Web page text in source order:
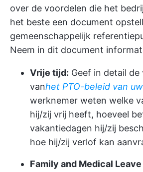
over de voordelen die het
het beste een document
gemeenschappelijk
Neem in dit document
Vrije tijd: Geef in detail
vanhet PTO-beleid van
werknemer weten welke
hij/zij vrij heeft, hoeveel
vakantiedagen hij/zij
hoe hij/zij verlof kan
Family and Medical